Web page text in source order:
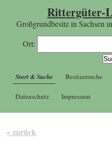
Rittergüter-
Großgrundbesitz in Sachsen
Ort:
Start & Suche Besitzersuche
Datenschutz Impressum
« zurück